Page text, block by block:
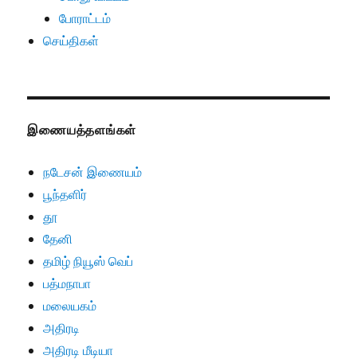
போராட்டம்
செய்திகள்
இணையத்தளங்கள்
நடேசன் இணையம்
பூந்தளிர்
தூ
தேனி
தமிழ் நியூஸ் வெப்
பத்மநாபா
மலையகம்
அதிரடி
அதிரடி மீடியா